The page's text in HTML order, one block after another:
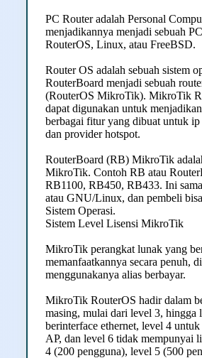
PC Router adalah Personal
menjadikannya menjadi sebuah
RouterOS, Linux, atau FreeBSD.
Router OS adalah sebuah sistem
RouterBoard menjadi sebuah
(RouterOS MikroTik). MikroTik
dapat digunakan untuk
berbagai fitur yang dibuat untuk
dan provider hotspot.
RouterBoard (RB) MikroTik
MikroTik. Contoh RB atau
RB1100, RB450, RB433. Ini
atau GNU/Linux, dan pembeli
Sistem Operasi.
Sistem Level Lisensi MikroTik
MikroTik perangkat lunak yang
memanfaatkannya secara penuh,
menggunakanya alias berbayar.
MikroTik RouterOS hadir dalam
masing, mulai dari level 3, hingga
berinterface ethernet, level 4
AP, dan level 6 tidak mempunyai
4 (200 pengguna), level 5 (500